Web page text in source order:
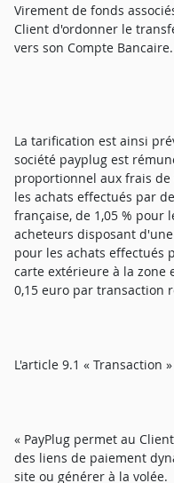
Virement de fonds
Client d'ordonner le
vers son Compte
La tarification est ainsi
société payplug est
proportionnel aux frais
les achats effectués par
française, de 1,05 % pour
acheteurs disposant
pour les achats effectués
carte extérieure à la zone
0,15 euro par transaction
L'article 9.1 « Transaction
« PayPlug permet au
des liens de paiement
site ou générer à la volée.